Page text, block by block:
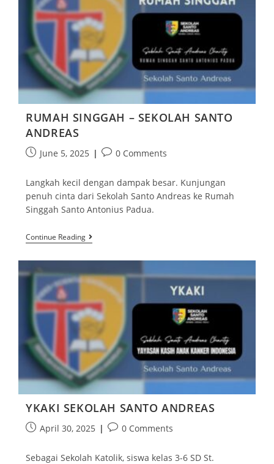
RUMAH SINGGAH – SEKOLAH SANTO
ANDREAS
June 5, 2025 0 Comments
Langkah kecil dengan dampak besar. Kunjungan
penuh cinta dari Sekolah Santo Andreas ke Rumah
Singgah Santo Antonius Padua.
Continue Reading
YKAKI SEKOLAH SANTO ANDREAS
April 30, 2025 0 Comments
Sebagai Sekolah Katolik, siswa kelas 3-6 SD St.